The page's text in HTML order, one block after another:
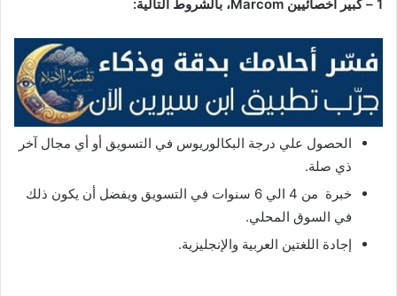
1 – كبير أخصائيين Marcom، بالشروط التالية:
الحصول علي درجة البكالوريوس في التسويق أو أي مجال آخر
ذي صلة.
خبرة من 4 الي 6 سنوات في التسويق ويفضل أن يكون ذلك
في السوق المحلي.
إجادة اللغتين العربية والإنجليزية.